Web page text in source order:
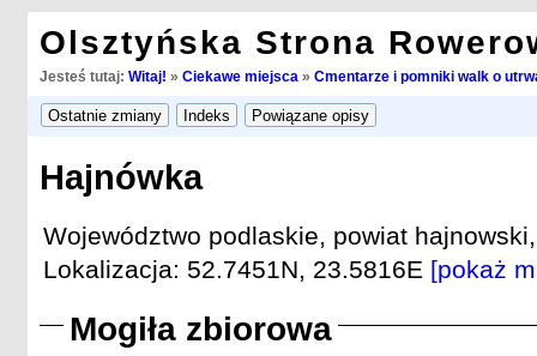
Olsztyńska Strona
Jesteś tutaj: Witaj! » Ciekawe miejsca » Cmentarze i pomniki walk o
Hajnówka
Województwo podlaskie, powiat
Lokalizacja: 52.7451N, 23.5816E [pokaż
Mogiła zbiorowa